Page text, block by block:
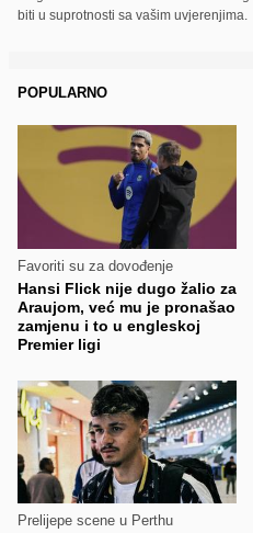
biti u suprotnosti sa vašim uvjerenjima.
POPULARNO
Favoriti su za dovođenje
Hansi Flick nije dugo žalio za
Araujom, već mu je pronašao
zamjenu i to u engleskoj
Premier ligi
Prelijepe scene u Perthu